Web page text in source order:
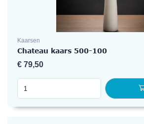
Kaarsen
Chateau kaars 500-100
€ 79,50